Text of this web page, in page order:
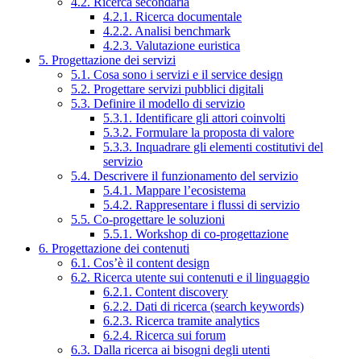
4.2.1. Ricerca documentale
4.2.2. Analisi benchmark
4.2.3. Valutazione euristica
5. Progettazione dei servizi
5.1. Cosa sono i servizi e il service design
5.2. Progettare servizi pubblici digitali
5.3. Definire il modello di servizio
5.3.1. Identificare gli attori coinvolti
5.3.2. Formulare la proposta di valore
5.3.3. Inquadrare gli elementi costitutivi del
servizio
5.4. Descrivere il funzionamento del servizio
5.4.1. Mappare l’ecosistema
5.4.2. Rappresentare i flussi di servizio
5.5. Co-progettare le soluzioni
5.5.1. Workshop di co-progettazione
6. Progettazione dei contenuti
6.1. Cos’è il content design
6.2. Ricerca utente sui contenuti e il linguaggio
6.2.1. Content discovery
6.2.2. Dati di ricerca (search keywords)
6.2.3. Ricerca tramite analytics
6.2.4. Ricerca sui forum
6.3. Dalla ricerca ai bisogni degli utenti